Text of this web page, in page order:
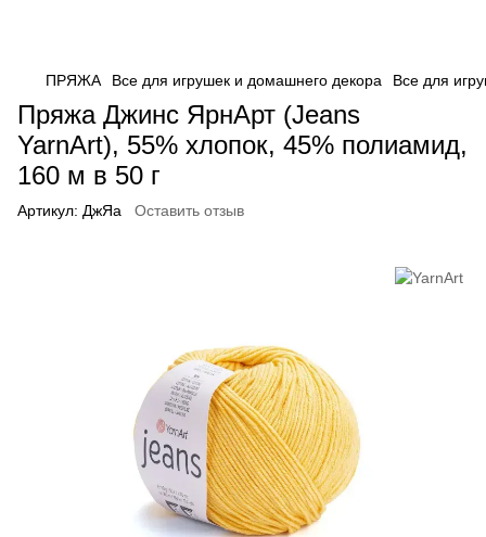
ПРЯЖА Все для игрушек и домашнего декора Все для
Пряжа Джинс ЯрнАрт (Jeans
YarnArt), 55% хлопок, 45% полиамид,
160 м в 50 г
Артикул: ДжЯа Оставить отзыв